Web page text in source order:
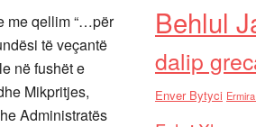
me qellim “…për
të veçantë
në fushët e
Mikpritjes,
Administratës
Behlul
dalip
Enver Bytyci